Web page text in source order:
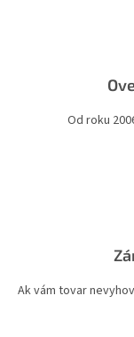
Od roku
Ak vám tovar